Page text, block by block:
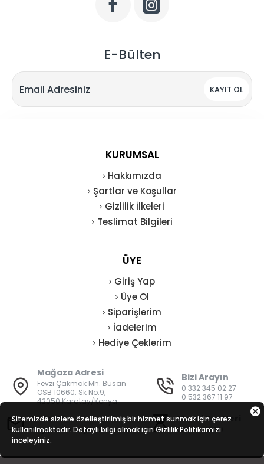
E-Bülten
KAYIT OL
KURUMSAL
Hakkımızda
Şartlar ve Koşullar
Gizlilik İlkeleri
Teslimat Bilgileri
ÜYE
Giriş Yap
Üye Ol
Siparişlerim
İadelerim
Hediye Çeklerim
Mağaza Adresi
Fevzi Çakmak Mh. Büsan
OSB 10660. Sk No:9,
42050 Karatay/Konya
Bizi Arayın
0 332 345 02 27
0 532 367 11 97
E-Posta
bilgi@vatanisguvenligi.com
Mesai Saatleri
08:00 - 19:00
Sitemizde sizlere özelleştirilmiş bir hizmet sunmak için çerez
kullanılmaktadır. Detaylı bilgi almak için Gizlilik Politikamızı
inceleyiniz.